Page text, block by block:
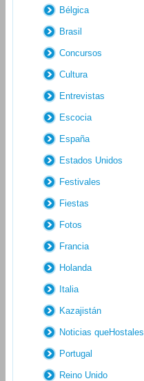
Bélgica
Brasil
Concursos
Cultura
Entrevistas
Escocia
España
Estados Unidos
Festivales
Fiestas
Fotos
Francia
Holanda
Italia
Kazajistán
Noticias queHostales
Portugal
Reino Unido